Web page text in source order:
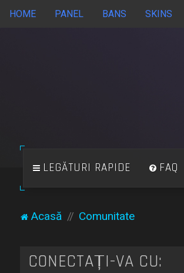
HOME PANEL BANS SKINS
LEGĂTURI RAPIDE FAQ
Acasă Comunitate
CONECTAȚI-VĂ CU: